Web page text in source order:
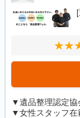
▼遺品整理認定協
▼女性スタッフ在